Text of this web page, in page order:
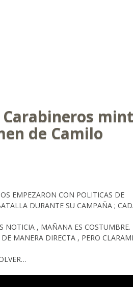
de Camilo
EMPEZARON CON POLITICAS DE
DURANTE SU CAMPAÑA ;
NOTICIA , MAÑANA ES COSTUMBRE.
MANERA DIRECTA , PERO